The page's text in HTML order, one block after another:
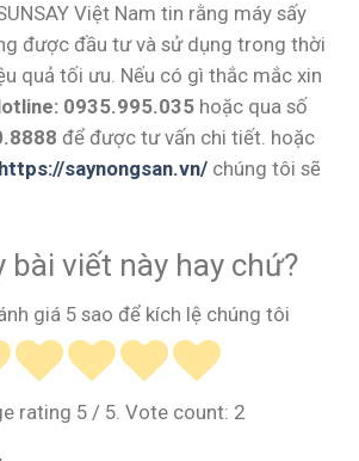
Việt Nam tin rằng máy sấy
được đầu tư và sử dụng trong thời
quả tối ưu. Nếu có gì thắc mắc xin
0935.995.035 hoặc qua số
để được tư vấn chi tiết. hoặc
https://saynongsan.vn/ chúng tôi sẽ
bài viết này hay chứ?
giá 5 sao để kích lệ chúng tôi
rating 5/ 5. Vote count: 2